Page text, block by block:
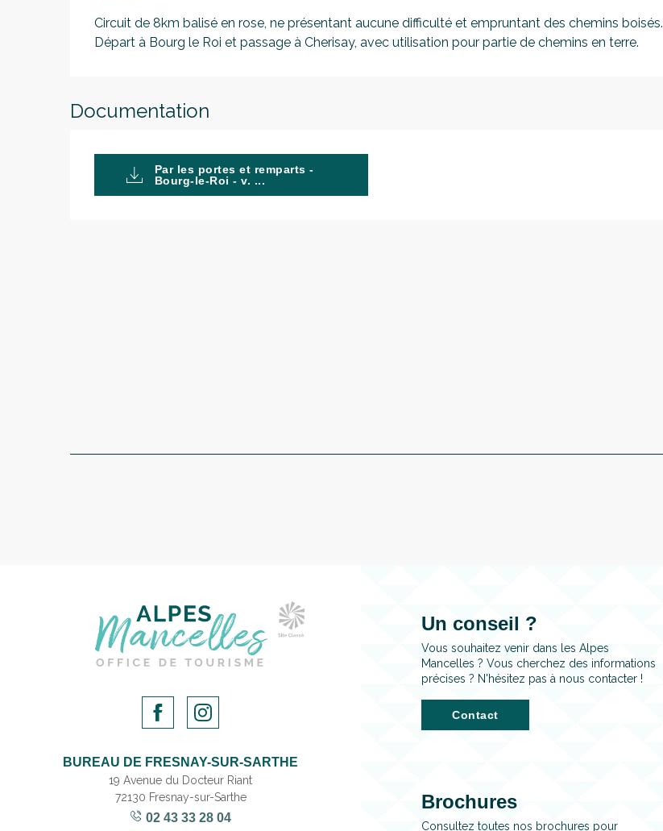
Circuit de 8km balisé en rose, ne présentant aucune difficulté et empruntant des chemins boisés.
Départ à Bourg le Roi et passage à Cherisay, avec utilisation pour partie de chemins en terre.
Documentation
Par les portes et remparts -
Bourg-le-Roi - v. ...
BUREAU DE FRESNAY-SUR-SARTHE
19 Avenue du Docteur Riant
72130 Fresnay-sur-Sarthe
02 43 33 28 04
Un conseil ?
Vous souhaitez venir dans les Alpes
Mancelles ? Vous cherchez des informations
précises ? N'hésitez pas à nous contacter !
Contact
Brochures
Consultez toutes nos brochures pour